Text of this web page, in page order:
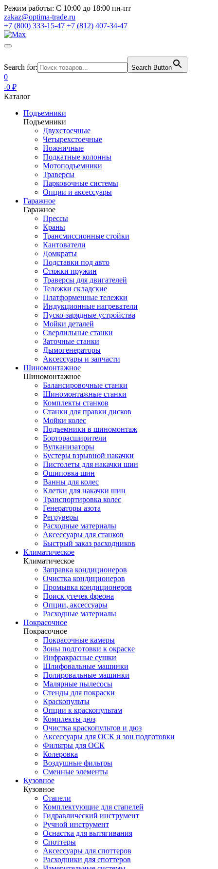
Режим работы: С 10:00 до 18:00 пн-пт
zakaz@optima-trade.ru
+7 (800) 333-15-47 +7 (812) 407-34-47
Search for: Search Button
0
-0 ₽
Каталог
Подъемники
Подъемники
Двухстоечные
Четырехстоечные
Ножничные
Подкатные колонны
Мотоподъемники
Траверсы
Парковочные системы
Опции и аксессуары
Гаражное
Гаражное
Прессы
Краны
Трансмиссионные стойки
Кантователи
Домкраты
Подставки под авто
Стяжки пружин
Траверсы для двигателей
Тележки складские
Платформенные тележки
Индукционные нагреватели
Пуско-зарядные устройства
Мойки деталей
Сверлильные станки
Заточные станки
Дымогенераторы
Аксессуары и запчасти
Шиномонтажное
Шиномонтажное
Балансировочные станки
Шиномонтажные станки
Комплекты станков
Станки для правки дисков
Мойки колес
Подъемники в шиномонтаж
Борторасширители
Вулканизаторы
Бустеры взрывной накачки
Пистолеты для накачки шин
Ошиповка шин
Ванны для колес
Клетки для накачки шин
Транспортировка колес
Генераторы азота
Регруверы
Расходные материалы
Аксессуары для станков
Быстрый заказ расходников
Климатическое
Климатическое
Заправка кондиционеров
Очистка кондиционеров
Промывка кондиционеров
Поиск утечек фреона
Опции, аксессуары
Расходные материалы
Покрасочное
Покрасочное
Покрасочные камеры
Зоны подготовки к окраске
Инфракрасные сушки
Шлифовальные машинки
Полировальные машинки
Малярные пылесосы
Стенды для покраски
Краскопульты
Опции к краскопультам
Комплекты дюз
Очистка краскопультов и дюз
Аксессуары для ОСК и зон подготовки
Фильтры для ОСК
Колеровка
Воздушные фильтры
Сменные элементы
Кузовное
Кузовное
Стапели
Комплектующие для стапелей
Гидравлический инструмент
Ручной инструмент
Оснастка для вытягивания
Споттеры
Аксессуары для споттеров
Расходники для споттеров